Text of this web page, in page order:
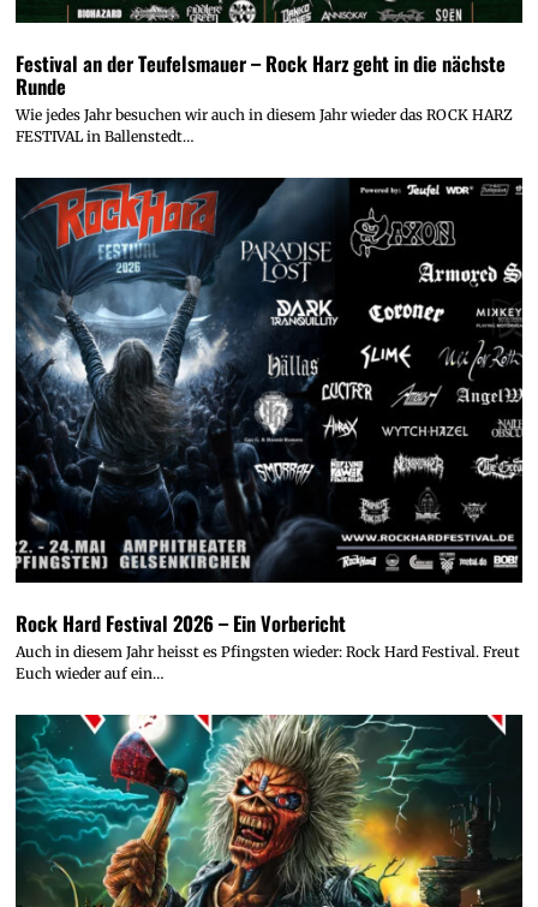
Festival an der Teufelsmauer – Rock Harz geht in die nächste
Runde
Wie jedes Jahr besuchen wir auch in diesem Jahr wieder das ROCK HARZ
FESTIVAL in Ballenstedt…
Rock Hard Festival 2026 – Ein Vorbericht
Auch in diesem Jahr heisst es Pfingsten wieder: Rock Hard Festival. Freut
Euch wieder auf ein…